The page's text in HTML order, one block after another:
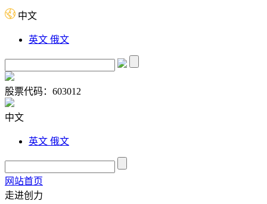
中文
英文 俄文
股票代码： 603012
中文
英文 俄文
网站首页
走进创力